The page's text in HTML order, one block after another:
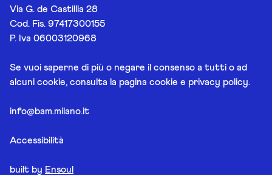
Via G. de Castillia 28
Cod. Fis. 97417300155
P. Iva 06003120968
Se vuoi saperne di più o negare il consenso a tutti o ad
alcuni cookie, consulta la pagina cookie e privacy policy.
info@bam.milano.it
Accessibilità
built by Ensoul